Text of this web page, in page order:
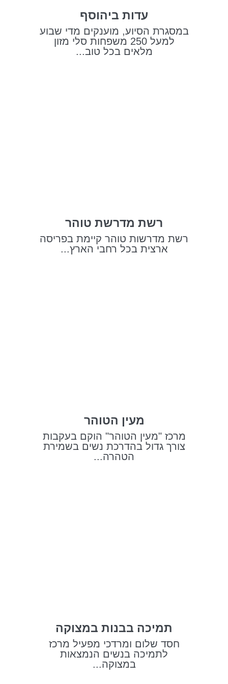
עדות ביהוסף
במסגרת הסיוע, מוענקים מדי שבוע
למעל 250 משפחות סלי מזון
מלאים בכל טוב...
רשת מדרשת טוהר
רשת מדרשות טוהר קיימת בפריסה
ארצית בכל רחבי הארץ...
מעין הטוהר
מרכז "מעין הטוהר" הוקם בעקבות
צורך גדול בהדרכת נשים בשמירת
הטהרה...
תמיכה בבנות במצוקה
חסד שלום ומרדכי מפעיל מרכז
לתמיכה בנשים הנמצאות
במצוקה...